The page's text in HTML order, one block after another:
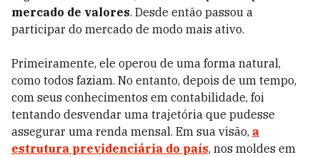
mercado de valores. Desde então passou a
participar do mercado de modo mais ativo.
Primeiramente, ele operou de uma forma natural,
como todos faziam. No entanto, depois de um tempo,
com seus conhecimentos em contabilidade, foi
tentando desvendar uma trajetória que pudesse
assegurar uma renda mensal. Em sua visão, a
estrutura previdenciária do país, nos moldes em